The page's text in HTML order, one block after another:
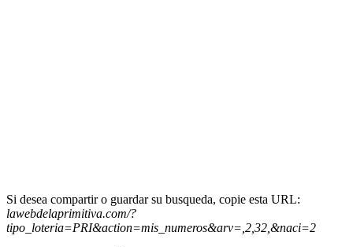
Si desea compartir o guardar su busqueda, copie esta URL:
lawebdelaprimitiva.com/?
tipo_loteria=PRI&action=mis_numeros&arv=,2,32,&naci=2